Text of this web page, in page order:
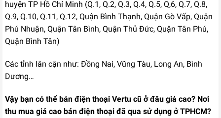
huyện TP Hồ Chí Minh (Q.1, Q.2, Q.3, Q.4, Q.5, Q,6, Q.7, Q.8,
Q.9, Q.10, Q.11, Q.12, Quận Bình Thạnh, Quận Gò Vấp, Quận
Phú Nhuận, Quận Tân Bình, Quận Thủ Đức, Quận Tân Phú,
Quận Bình Tân)
Các tỉnh lân cận như: Đồng Nai, Vũng Tàu, Long An, Bình
Dương…
Vậy bạn có thể bán điện thoại Vertu cũ ở đâu giá cao? Nơi
thu mua giá cao bán điện thoại đã qua sử dụng ở TPHCM?